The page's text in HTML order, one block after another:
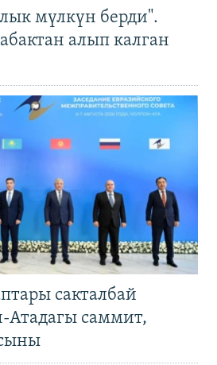
мүлкүн берди".
алып калган
сакталбай
Атадагы саммит,